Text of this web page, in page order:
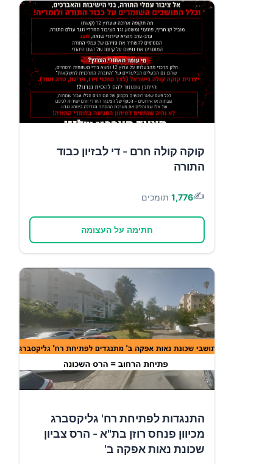
קוקה קולה חרם - די לבזיון כבוד
התורה
✍️
1,776 תומכים
חתימה על העצומה
התנגדות לפתיחת רח' גליקסברג
מכיוון פנחס רוזן בת"א - הרס צביון
שכונת נאות אפקה ב'